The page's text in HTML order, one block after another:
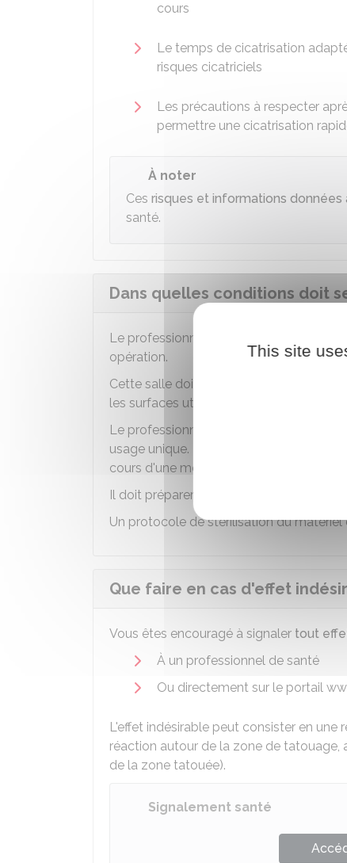
cours
Le temps de cicatrisation
risques cicatriciels
Les précautions à respecter
permettre une cicatrisation
À noter
Ces risques et informations données
santé.
Dans quelles conditions doit
Le professionnel doit réaliser le tatouage
opération.
Cette salle doit être nettoyée par
les surfaces utilisées sont nettoyées et
Le professionnel doit retirer ses bijoux
usage unique. Les gants sont changés
cours d'une même intervention.
Il doit préparer la zone à tatouer en
Un protocole de stérilisation du
Que faire en cas d'effet
Vous êtes encouragé à signaler tout
À un professionnel de santé
Ou directement sur le portail
L'effet indésirable peut consister en une
réaction autour de la zone de tatouage,
de la zone tatouée).
Signalement santé
This site